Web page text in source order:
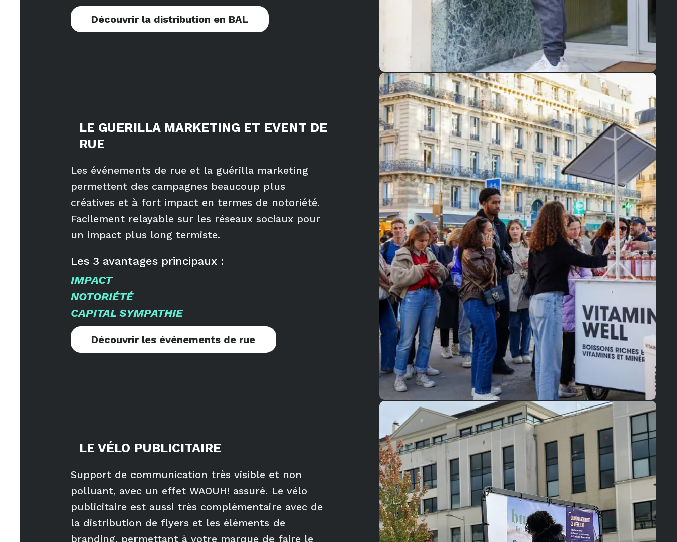
Découvrir la distribution en BAL
LE GUERILLA MARKETING ET EVENT DE
RUE
Les événements de rue et la guérilla marketing
permettent des campagnes beaucoup plus
créatives et à fort impact en termes de notoriété.
Facilement relayable sur les réseaux sociaux pour
un impact plus long termiste.
Les 3 avantages principaux :
IMPACT
NOTORIÉTÉ
CAPITAL SYMPATHIE
Découvrir les événements de rue
LE VÉLO PUBLICITAIRE
Support de communication très visible et non
polluant, avec un effet WAOUH! assuré. Le vélo
publicitaire est aussi très complémentaire avec de
la distribution de flyers et les éléments de
branding, permettant à votre marque de faire le